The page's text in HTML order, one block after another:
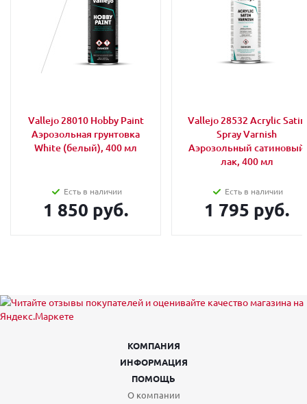
Vallejo 28010 Hobby Paint
Аэрозольная грунтовка
White (белый), 400 мл
Есть в наличии
1 850 руб.
Vallejo 28532 Acrylic Satin
Spray Varnish
Аэрозольный сатиновый
лак, 400 мл
Есть в наличии
1 795 руб.
КОМПАНИЯ
ИНФОРМАЦИЯ
ПОМОЩЬ
О компании